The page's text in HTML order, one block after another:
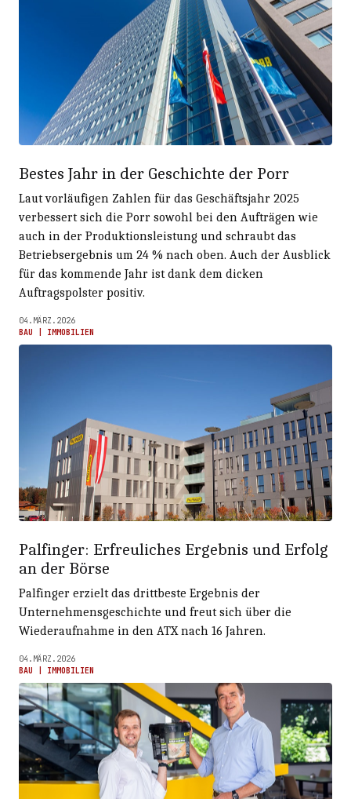
Bestes Jahr in der Geschichte der Porr
Laut vorläufigen Zahlen für das Geschäftsjahr 2025
verbessert sich die Porr sowohl bei den Aufträgen wie
auch in der Produktionsleistung und schraubt das
Betriebsergebnis um 24 % nach oben. Auch der Ausblick
für das kommende Jahr ist dank dem dicken
Auftragspolster positiv.
04.MÄRZ.2026
BAU | IMMOBILIEN
Palfinger: Erfreuliches Ergebnis und Erfolg
an der Börse
Palfinger erzielt das drittbeste Ergebnis der
Unternehmensgeschichte und freut sich über die
Wiederaufnahme in den ATX nach 16 Jahren.
04.MÄRZ.2026
BAU | IMMOBILIEN